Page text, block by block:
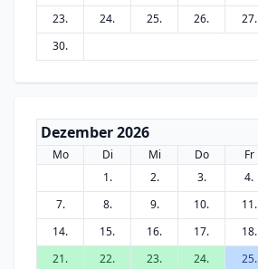
23.
24. 25. 26. 27.
30.
Dezember 2026
Mo Di Mi Do Fr
1.
2. 3. 4.
7.
8. 9. 10. 11.
14.
15. 16. 17. 18.
21.
22. 23. 24. 25.